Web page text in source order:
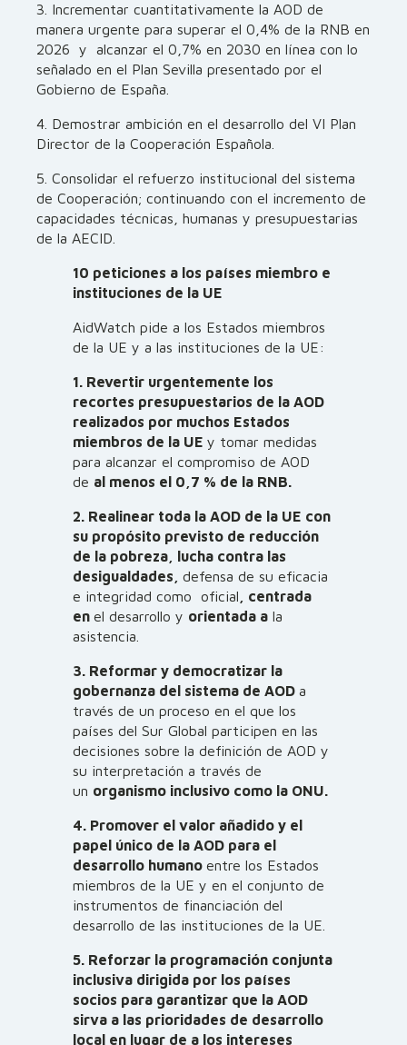
3. Incrementar cuantitativamente la AOD de
manera urgente para superar el 0,4% de la RNB en
2026 y alcanzar el 0,7% en 2030 en línea con lo
señalado en el Plan Sevilla presentado por el
Gobierno de España.
4. Demostrar ambición en el desarrollo del VI Plan
Director de la Cooperación Española.
5. Consolidar el refuerzo institucional del sistema
de Cooperación; continuando con el incremento de
capacidades técnicas, humanas y presupuestarias
de la AECID.
10 peticiones a los países miembro e
instituciones de la UE
AidWatch pide a los Estados miembros
de la UE y a las instituciones de la UE:
1. Revertir urgentemente los
recortes presupuestarios de la AOD
realizados por muchos Estados
miembros de la UE y tomar medidas
para alcanzar el compromiso de AOD
de al menos el 0,7 % de la RNB.
2. Realinear toda la AOD de la UE con
su propósito previsto de reducción
de la pobreza, lucha contra las
desigualdades, defensa de su eficacia
e integridad como oficial , centrada
en el desarrollo y orientada a la
asistencia.
3. Reformar y democratizar la
gobernanza del sistema de AOD a
través de un proceso en el que los
países del Sur Global participen en las
decisiones sobre la definición de AOD y
su interpretación a través de
un organismo inclusivo como la ONU.
4. Promover el valor añadido y el
papel único de la AOD para el
desarrollo humano entre los Estados
miembros de la UE y en el conjunto de
instrumentos de financiación del
desarrollo de las instituciones de la UE.
5. Reforzar la programación conjunta
inclusiva dirigida por los países
socios para garantizar que la AOD
sirva a las prioridades de desarrollo
local en lugar de a los intereses